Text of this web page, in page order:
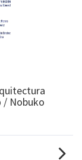
/ Nobuko